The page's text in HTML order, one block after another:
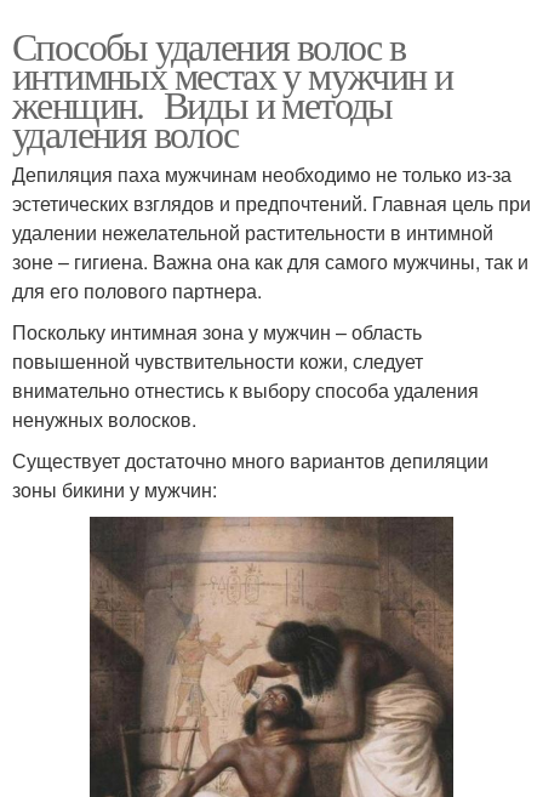
Способы удаления волос в
интимных местах у мужчин и
женщин. Виды и методы
удаления волос
Депиляция паха мужчинам необходимо не только из-за
эстетических взглядов и предпочтений. Главная цель при
удалении нежелательной растительности в интимной
зоне – гигиена. Важна она как для самого мужчины, так и
для его полового партнера.
Поскольку интимная зона у мужчин – область
повышенной чувствительности кожи, следует
внимательно отнестись к выбору способа удаления
ненужных волосков.
Существует достаточно много вариантов депиляции
зоны бикини у мужчин: